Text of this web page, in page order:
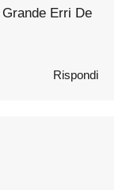
Erri De
Rispondi